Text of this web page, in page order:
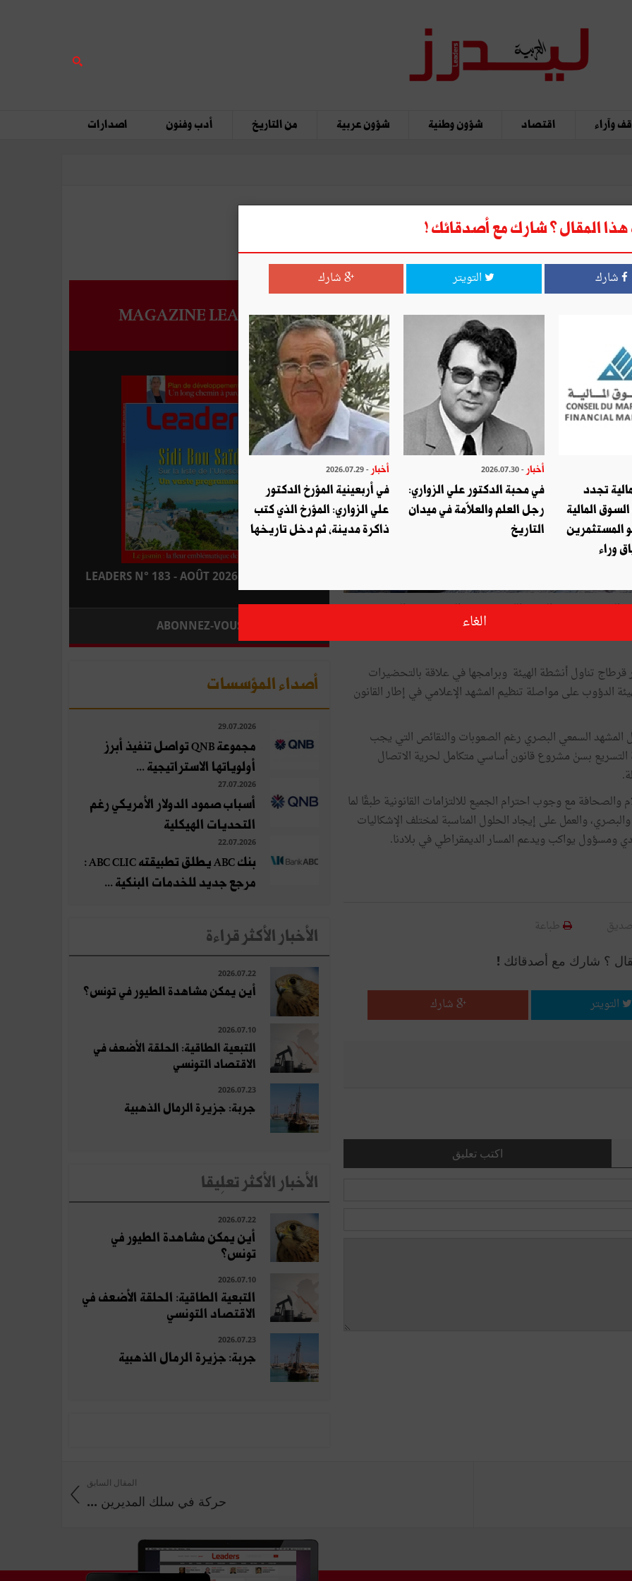
وآراء اقتصاد شؤون وطنية شؤون عربية من التاريخ أدب وفنون اصدارات
يتقدّمه النوري اللجمي رئيس الهيئة رئيس الجمهورية
بدورها التعديلي في هذا المجال في انتظار تركيز هيئة
قرطاج تناول أنشطة الهيئة وبرامجها في علاقة بالتحضيرات
الدؤوب على مواصلة تنظيم المشهد الإعلامي في إطار القانون
المشهد السمعي البصري رغم الصعوبات والنقائص التي يجب
بسنٰ مشروع قانون أساسي متكامل لحرية الاتصال
مع وجوب احترام الجميع للالتزامات القانونية طبقًا لما
بالاتصال السمعي والبصري، والعمل على إيجاد الحلول المناسبة لمختلف الإشكاليات
ومسؤول يواكب ويدعم المسار الديمقراطي في بلادنا.
طباعة
؟ شارك مع أصدقائك !
التويتر شارك
اكتب تعليق
MAGAZINE LEADERS
LEADERS N° 183 - AOÛT 2026 : EN KIOSQUE
ABONNEZ-VOUS
أصداء المؤسسات
29.07.2026
مجموعة QNB تواصل تنفيذ أبرز
أولوياتها الاستراتيجية ...
27.07.2026
أسباب صمود الدولار الأمريكي رغم
التحديات الهيكلية
22.07.2026
بنك ABC يطلق تطبيقته ABC CLIC :
مرجع جديد للخدمات البنكية ...
الأخبار الأكثر قراءة
2026.07.22
أين يمكن مشاهدة الطيور في تونس؟
2026.07.10
التبعية الطاقية: الحلقة الأضعف في
الاقتصاد التونسي
2026.07.23
جربة: جزيرة الرمال الذهبية
الأخبار الأكثر تعلِيقا
2026.07.22
أين يمكن مشاهدة الطيور في
تونس؟
2026.07.10
التبعية الطاقية: الحلقة الأضعف في
الاقتصاد التونسي
2026.07.23
جربة: جزيرة الرمال الذهبية
المقال السابق
حركة في سلك المديرين ...
المقال ؟ شارك مع أصدقائك !
شارك التويتر شارك
تجدد
المالية
المستثمرين
وراء
أخبار - 2026.07.30
في محبة الدكتور علي الزواري:
رجل العلم والعلاّمة في ميدان
التاريخ
أخبار - 2026.07.29
في أربعينية المؤرخ الدكتور
علي الزواري: المؤرخ الذي كتب
ذاكرة مدينة، ثم دخل تاريخها
الغاء